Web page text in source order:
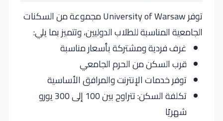
توفرUniversity of Warsawمجموعة من السكنات
الجامعية المناسبة للطلاب الدوليين، وتتميز بما يلي:
غرف فردية ومشتركة بأسعار مناسبة
قرب السكن من الحرم الجامعي
توفر خدمات الإنترنت والمرافق الأساسية
تكلفة السكن: تتراوح بين 100 إلى 300 يورو
شهريًا